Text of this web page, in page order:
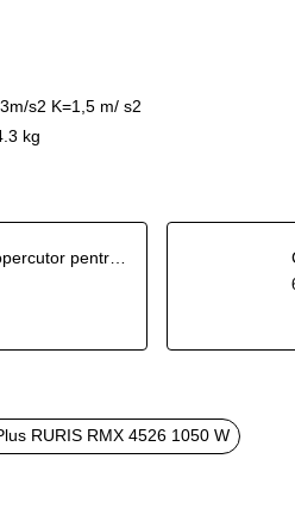
s2 K=1,5 m/ s2
kg
RURIS RMX 4526 1050 W